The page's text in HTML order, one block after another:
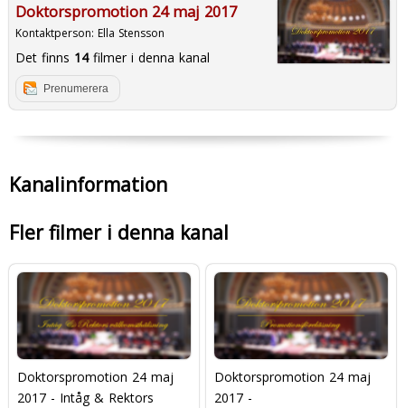
Doktorspromotion 24 maj 2017
Kontaktperson: Ella Stensson
Det finns 14filmer i denna kanal
Prenumerera
Kanalinformation
Fler filmer i denna kanal
Doktorspromotion 24 maj
2017 - Intåg & Rektors
Doktorspromotion 24 maj
2017 -